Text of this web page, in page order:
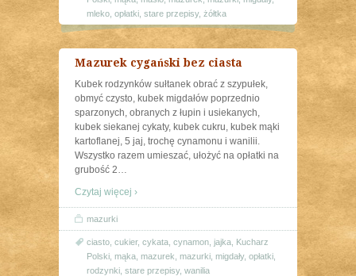
mleko opłatki stare przepisy, żółtka
Mazurek cygański bez ciasta
Kubek rodzynków sułtanek obrać z szypułek,
obmyć czysto, kubek migdałów poprzednio
sparzonych, obranych z łupin i usiekanych,
kubek siekanej cykaty, kubek cukru, kubek mąki
kartoflanej, 5 jaj, trochę cynamonu i wanilii.
Wszystko razem umieszać, ułożyć na opłatki na
grubość 2…
Czytaj więcej ›
mazurki
ciasto cukier, cykata cynamon jajka Kucharz
Polski mąka mazurek mazurki migdały, opłatki
rodzynki stare przepisy, wanilia